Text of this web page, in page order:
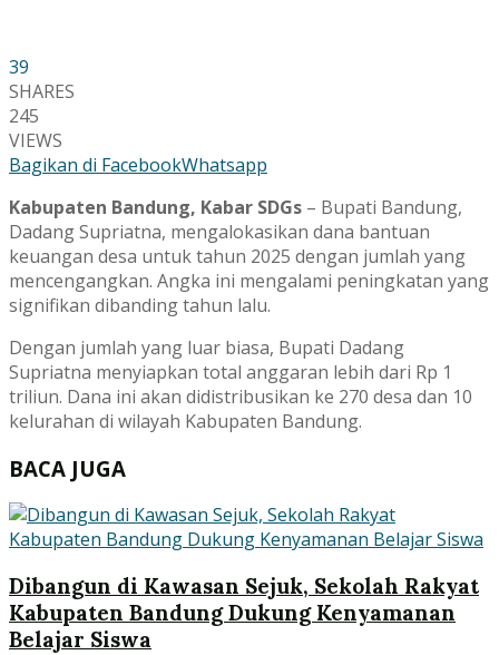
39
SHARES
245
VIEWS
Bagikan di FacebookWhatsapp
Kabupaten Bandung, Kabar SDGs – Bupati Bandung,
Dadang Supriatna, mengalokasikan dana bantuan
keuangan desa untuk tahun 2025 dengan jumlah yang
mencengangkan. Angka ini mengalami peningkatan yang
signifikan dibanding tahun lalu.
Dengan jumlah yang luar biasa, Bupati Dadang
Supriatna menyiapkan total anggaran lebih dari Rp 1
triliun. Dana ini akan didistribusikan ke 270 desa dan 10
kelurahan di wilayah Kabupaten Bandung.
BACA JUGA
Dibangun di Kawasan Sejuk, Sekolah Rakyat
Kabupaten Bandung Dukung Kenyamanan
Belajar Siswa